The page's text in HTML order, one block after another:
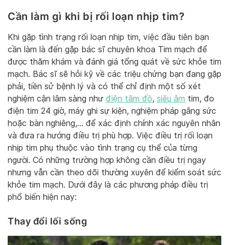
Cần làm gì khi bị rối loạn nhịp tim?
Khi gặp tình trạng rối loạn nhịp tim, việc đầu tiên bạn
cần làm là đến gặp bác sĩ chuyên khoa Tim mạch để
được thăm khám và đánh giá tổng quát về sức khỏe tim
mạch. Bác sĩ sẽ hỏi kỹ về các triệu chứng bạn đang gặp
phải, tiền sử bệnh lý và có thể chỉ định một số xét
nghiệm cận lâm sàng như điện tâm đồ, siêu âm tim, đo
điện tim 24 giờ, máy ghi sự kiện, nghiệm pháp gắng sức
hoặc bàn nghiêng,… để xác định chính xác nguyên nhân
và đưa ra hướng điều trị phù hợp. Việc điều trị rối loạn
nhịp tim phụ thuộc vào tình trạng cụ thể của từng
người. Có những trường hợp không cần điều trị ngay
nhưng vẫn cần theo dõi thường xuyên để kiểm soát sức
khỏe tim mạch. Dưới đây là các phương pháp điều trị
phổ biến hiện nay:
Thay đổi lối sống